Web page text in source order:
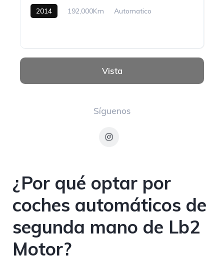
2014 192,000Km
Automatico
Síguenos
Vista
¿Por qué optar por
coches automáticos de
segunda mano de Lb2
Motor?